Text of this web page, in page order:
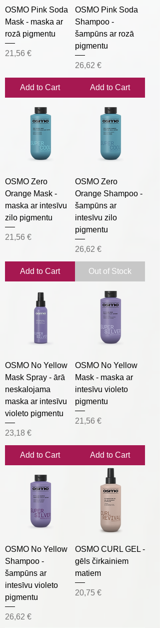
OSMO Pink Soda
Mask - maska ar
rozā pigmentu
Price
21,56 €
Add to Cart
OSMO Pink Soda
Shampoo -
šampūns ar rozā
pigmentu
Price
26,62 €
Add to Cart
OSMO Zero
Orange Mask -
maska ar intesīvu
zilo pigmentu
Price
21,56 €
Add to Cart
OSMO Zero
Orange Shampoo -
šampūns ar
intesīvu zilo
pigmentu
Price
26,62 €
Out of Stock
OSMO No Yellow
Mask Spray - ārā
neskalojama
maska ar intesīvu
violeto pigmentu
Price
23,18 €
Add to Cart
OSMO No Yellow
Mask - maska ar
intesīvu violeto
pigmentu
Price
21,56 €
Add to Cart
OSMO No Yellow
Shampoo -
šampūns ar
intesīvu violeto
pigmentu
Price
26,62 €
OSMO CURL GEL -
gēls čirkainiem
matiem
Price
20,75 €